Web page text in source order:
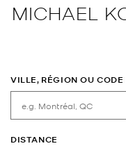
MICHAEL
VILLE, RÉGION OU CODE
DISTANCE